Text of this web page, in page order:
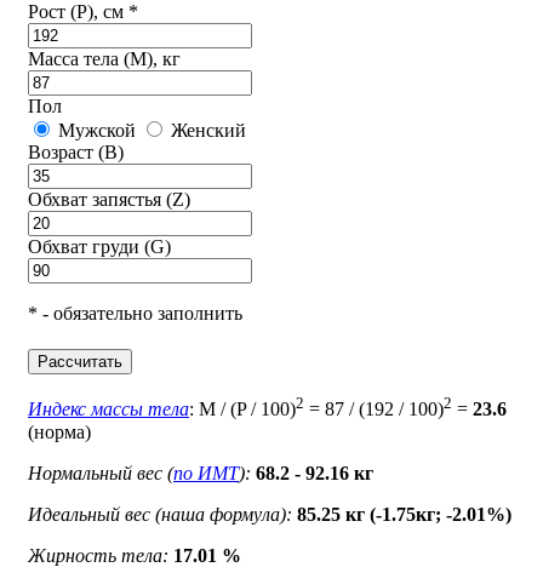
Рост (P), см *
Масса тела (M), кг
Пол
Мужской
Женский
Возраст (B)
Обхват запястья (Z)
Обхват груди (G)
* - обязательно заполнить
Рассчитать
Индекс массы тела: M / (P / 100)2 = 87 / (192 / 100)2 = 23.6
(норма)
Нормальный вес (по ИМТ): 68.2 - 92.16 кг
Идеальный вес (наша формула): 85.25 кг (-1.75кг; -2.01%)
Жирность тела: 17.01 %